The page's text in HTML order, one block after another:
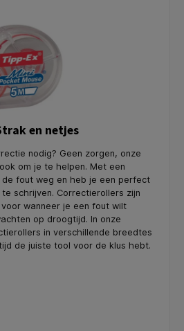
en netjes
nodig? Geen zorgen, onze
om je te helpen. Met een
fout weg en heb je een perfect
schrijven. Correctierollers zijn
wanneer je een fout wilt
op droogtijd. In onze
in verschillende breedtes
de juiste tool voor de klus hebt.